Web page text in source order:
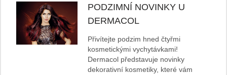
PODZIMNÍ NOVINKY U
DERMACOL
Přivítejte podzim hned čtyřmi
kosmetickými vychytávkami!
Dermacol představuje novinky
dekorativní kosmetiky, které vám